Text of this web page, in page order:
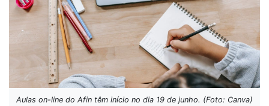
Aulas on-line do Afin têm início no dia 19 de junho. (Foto: Canva)